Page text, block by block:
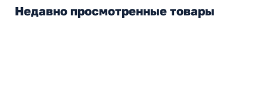
Недавно просмотренные товары